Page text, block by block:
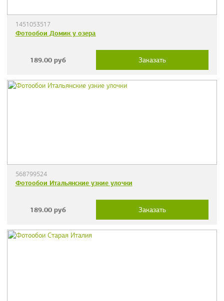
1451053517
Фотообои Домик у озера
189.00 руб Заказать
568799524
Фотообои Итальянские узкие улочки
189.00 руб Заказать